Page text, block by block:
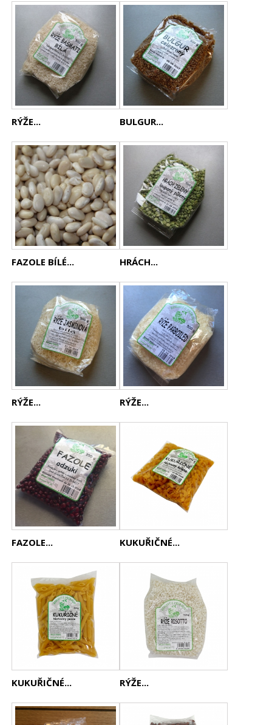
RÝŽE... BULGUR...
FAZOLE BÍLÉ... HRÁCH...
RÝŽE... RÝŽE...
FAZOLE... KUKUŘIČNÉ...
KUKUŘIČNÉ... RÝŽE...